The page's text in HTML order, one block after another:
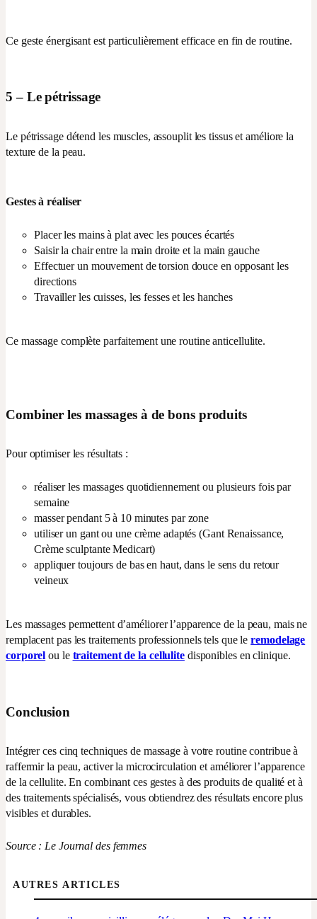
Ce geste énergisant est particulièrement efficace en fin de routine.
5 – Le pétrissage
Le pétrissage détend les muscles, assouplit les tissus et améliore la
texture de la peau.
Gestes à réaliser
Placer les mains à plat avec les pouces écartés
Saisir la chair entre la main droite et la main gauche
Effectuer un mouvement de torsion douce en opposant les
directions
Travailler les cuisses, les fesses et les hanches
Ce massage complète parfaitement une routine anticellulite.
Combiner les massages à de bons produits
Pour optimiser les résultats :
réaliser les massages quotidiennement ou plusieurs fois par
semaine
masser pendant 5 à 10 minutes par zone
utiliser un gant ou une crème adaptés (Gant Renaissance,
Crème sculptante Medicart)
appliquer toujours de bas en haut, dans le sens du retour
veineux
Les massages permettent d’améliorer l’apparence de la peau, mais ne
remplacent pas les traitements professionnels tels que leremodelage
corporel ou le traitement de la cellulitedisponibles en clinique.
Conclusion
Intégrer ces cinq techniques de massage à votre routine contribue à
raffermir la peau, activer la microcirculation et améliorer l’apparence
de la cellulite. En combinant ces gestes à des produits de qualité et à
des traitements spécialisés, vous obtiendrez des résultats encore plus
visibles et durables.
Source : Le Journal des femmes
AUTRES ARTICLES